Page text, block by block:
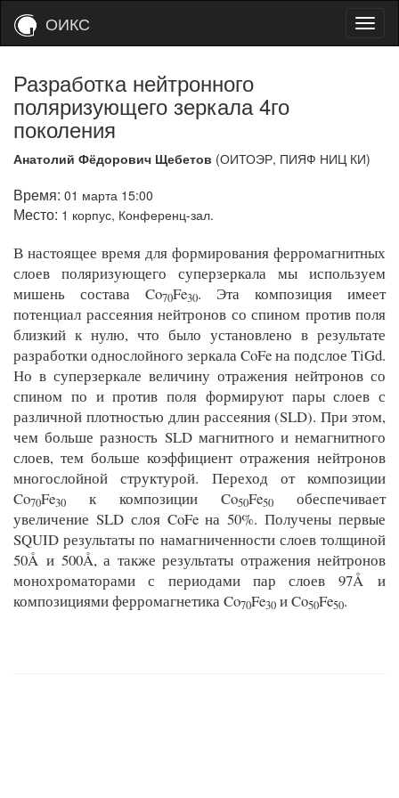
ОИКС
Разработка нейтронного
поляризующего зеркала 4го
поколения
Анатолий Фёдорович Щебетов (ОИТОЭР, ПИЯФ НИЦ КИ)
Время: 01 марта 15:00
Место: 1 корпус, Конференц-зал.
В настоящее время для формирования ферромагнитных
слоев поляризующего суперзеркала мы используем
мишень состава Co70Fe30. Эта композиция имеет
потенциал рассеяния нейтронов со спином против поля
близкий к нулю, что было установлено в результате
разработки однослойного зеркала CoFe на подслое TiGd.
Но в суперзеркале величину отражения нейтронов со
спином по и против поля формируют пары слоев с
различной плотностью длин рассеяния (SLD). При этом,
чем больше разность SLD магнитного и немагнитного
слоев, тем больше коэффициент отражения нейтронов
многослойной структурой. Переход от композиции
Co70Fe30 к композиции Co50Fe50
обеспечивает
увеличение SLD слоя CoFe на 50%. Получены первые
SQUID результаты по намагниченности слоев толщиной
50Å и 500Å, а также результаты отражения нейтронов
монохроматорами с периодами пар слоев 97Åи
композициями ферромагнетика Co70Fe30 и Co50Fe50.